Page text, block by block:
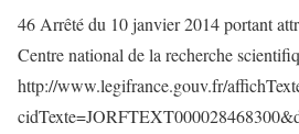
46 Arrêté du 10 janvier 2014 portant
Centre national de la recherche
http://www.legifrance.gouv.fr/